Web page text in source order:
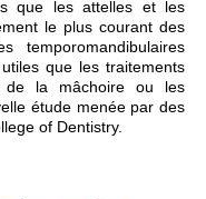
que les attelles et les
le plus courant des
temporomandibulaires
que les traitements
de la mâchoire ou les
étude menée par des
of Dentistry.